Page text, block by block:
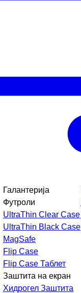
Галантерија
Футроли
UltraThin Clear Case
UltraThin Black Case
MagSafe
Flip Case
Flip Case Таблет
Заштита на екран
Хидрогел Заштита